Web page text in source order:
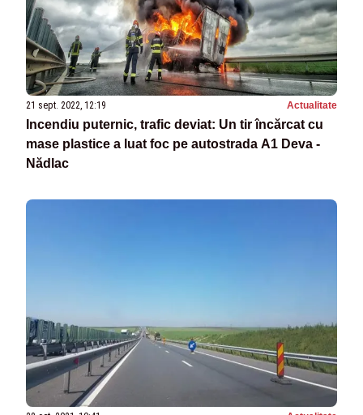
21 sept. 2022, 12:19 Actualitate
Incendiu puternic, trafic deviat: Un tir încărcat cu
mase plastice a luat foc pe autostrada A1 Deva -
Nădlac